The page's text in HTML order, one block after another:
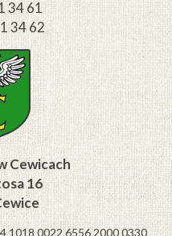
34 61
34 62
Cewicach
16
1018 0022 6556 2000 0330